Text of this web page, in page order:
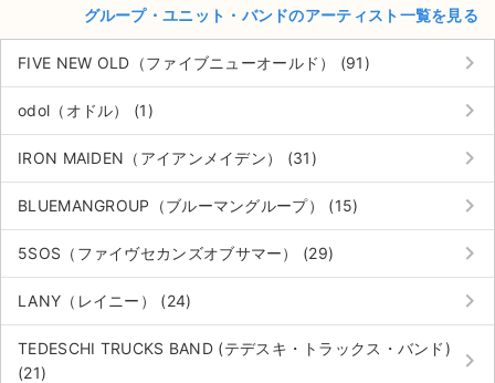
グループ・ユニット・バンドのアーティスト一覧を見る
FIVE NEW OLD（ファイブニューオールド） (91) keyboard_arrow_right
odol（オドル） (1) keyboard_arrow_right
IRON MAIDEN（アイアンメイデン） (31) keyboard_arrow_right
BLUEMANGROUP（ブルーマングループ） (15) keyboard_arrow_right
5SOS（ファイヴセカンズオブサマー） (29) keyboard_arrow_right
LANY（レイニー） (24) keyboard_arrow_right
TEDESCHI TRUCKS BAND (テデスキ・トラックス・バンド)
(21)
keyboard_arrow_right